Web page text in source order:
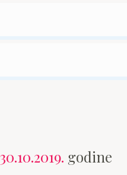
30.10.2019. godine